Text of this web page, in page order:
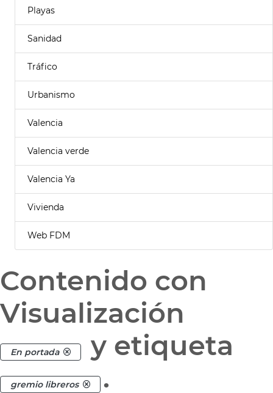
Playas
Sanidad
Tráfico
Urbanismo
Valencia
Valencia verde
Valencia Ya
Vivienda
Web FDM
Contenido con
Visualización
En portada y etiqueta
gremio libreros .